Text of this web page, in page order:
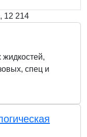
12 214
жидкостей,
спец и